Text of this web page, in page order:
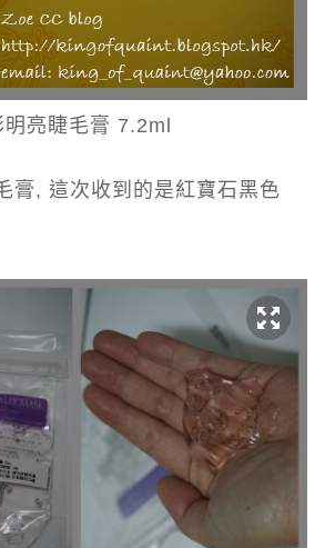
亮睫毛膏 7.2ml
膏, 這次收到的是紅寶石黑色